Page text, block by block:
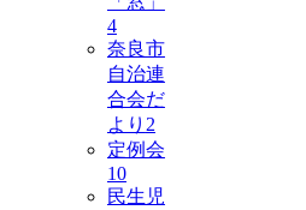
4
奈良市
自治連
合会だ
より 2
定例会
10
民生児